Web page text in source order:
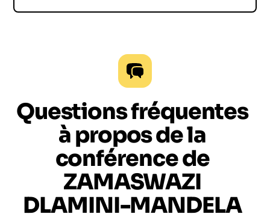
Questions fréquentes
à propos de la
conférence de
ZAMASWAZI
DLAMINI-MANDELA